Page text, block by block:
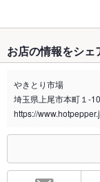
禁煙・喫煙 全席喫
喫煙専用室
※2020年4月1日～受動喫煙
総席数 27席
お店の情報をシェ
やきとり市場
埼玉県上尾市本町１-
https://